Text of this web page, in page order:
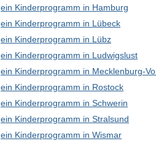
ein Kinderprogramm in Hamburg
ein Kinderprogramm in Lübeck
ein Kinderprogramm in Lübz
ein Kinderprogramm in Ludwigslust
ein Kinderprogramm in Mecklenburg-
ein Kinderprogramm in Rostock
ein Kinderprogramm in Schwerin
ein Kinderprogramm in Stralsund
ein Kinderprogramm in Wismar